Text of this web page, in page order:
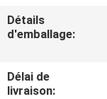
VISITE
DE
L'USINE
Détails
d'emballage:
Délai de
livraison: